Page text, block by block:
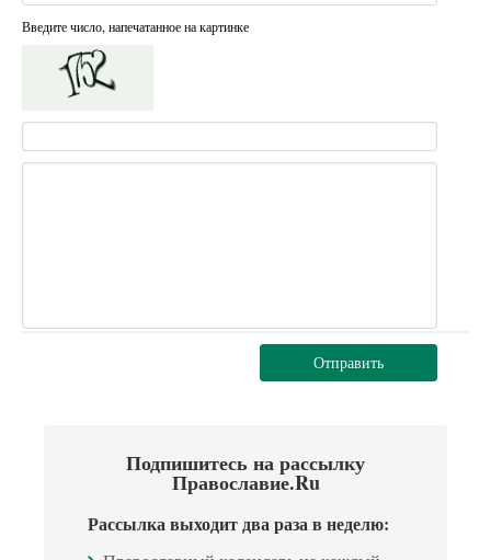
Введите число, напечатанное на картинке
Отправить
Подпишитесь на рассылку
Православие.Ru
Рассылка выходит два раза в неделю: